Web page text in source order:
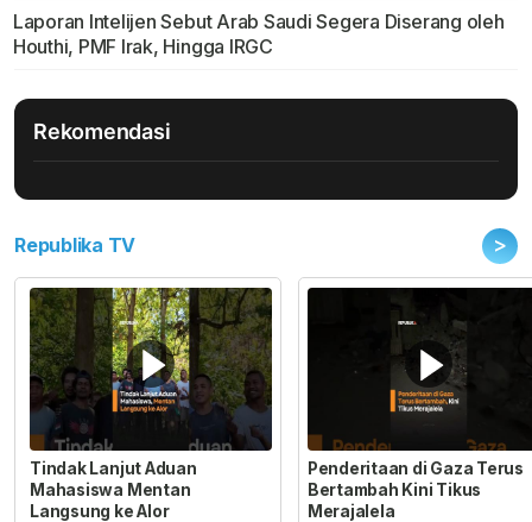
Laporan Intelijen Sebut Arab Saudi Segera Diserang oleh
Houthi, PMF Irak, Hingga IRGC
Rekomendasi
Republika TV >
Tindak Lanjut Aduan
Mahasiswa Mentan
Langsung ke Alor
Penderitaan di Gaza Terus
Bertambah Kini Tikus
Merajalela